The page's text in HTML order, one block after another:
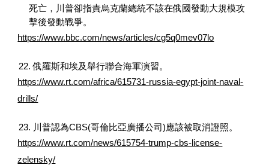
死亡，川普卻指責烏克蘭總統不該在俄國發動大規模攻
擊後發動戰爭。
https://www.bbc.com/news/articles/cg5q0mev07lo
22. 俄羅斯和埃及舉行聯合海軍演習。
https://www.rt.com/africa/615731-russia-egypt-joint-naval-
drills/
23. 川普認為CBS(哥倫比亞廣播公司)應該被取消證照。
https://www.rt.com/news/615754-trump-cbs-license-
zelensky/